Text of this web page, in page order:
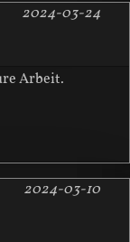
2024-03-24
Arbeit.
2024-03-10